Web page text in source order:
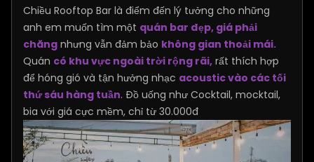
Chiều Rooftop Bar là điểm đến lý tưởng cho những
anh em muốn tìm một quán bar đẹp, giá phải
chăng nhưng vẫn đảm bảo không gian thoải mái.
Quán có khu vực ngoài trời rộng rãi, rất thích hợp
để hóng gió và tận hưởng nhạc acoustic vào các tối
thứ sáu hàng tuần. Đồ uống như Cocktail, mocktail,
bia với giá cực mềm, chỉ từ 30.000đ